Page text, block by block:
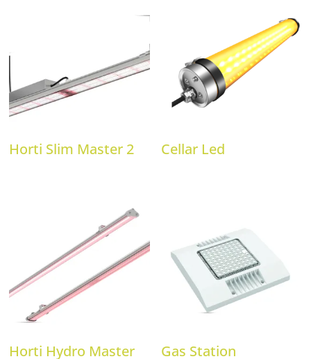
Horti Slim Master 2 Cellar Led
Horti Hydro Master Gas Station